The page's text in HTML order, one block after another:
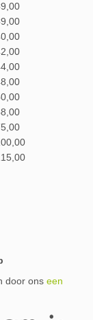
door ons een